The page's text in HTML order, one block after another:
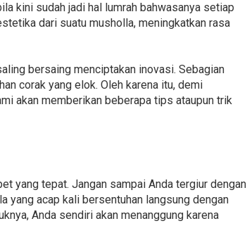
kini sudah jadi hal lumrah bahwasanya setiap
dari suatu musholla, meningkatkan rasa
bersaing menciptakan inovasi. Sebagian
corak yang elok. Oleh karena itu, demi
akan memberikan beberapa tips ataupun trik
yang tepat. Jangan sampai Anda tergiur dengan
yang acap kali bersentuhan langsung dengan
Anda sendiri akan menanggung karena